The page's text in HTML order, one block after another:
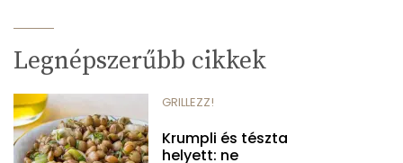
Legnépszerűbb cikkek
GRILLEZZ!
Krumpli és tészta
helyett: ne